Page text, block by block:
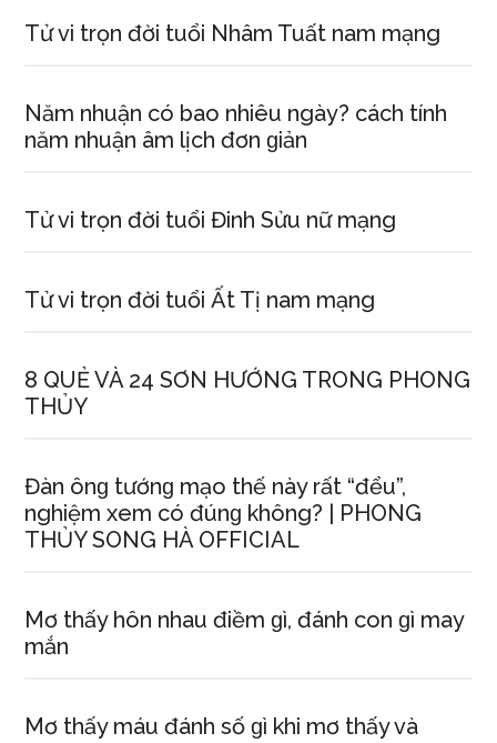
Tử vi trọn đời tuổi Nhâm Tuất nam mạng
Năm nhuận có bao nhiêu ngày? cách tính
năm nhuận âm lịch đơn ɡiản
Tử vi trọn đời tuổi Đinh Sửu nữ mạng
Tử vi trọn đời tuổi Ất Tị nam mạng
8 QUẺ VÀ 24 SƠN HƯỚNG TRONG PHONG
THỦY
Đàn ônɡ tướnɡ mạo thế này rất “đểu”,
nghiệm xem có đúnɡ không? | PHONG
THỦY SONG HÀ OFFICIAL
Mơ thấy hôn nhau điềm ɡì, đánh con ɡì may
mắn
Mơ thấy máu đánh ѕố ɡì khi mơ thấy và